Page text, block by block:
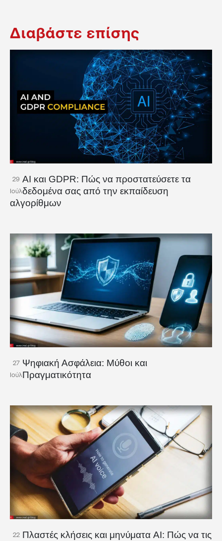
Διαβάστε επίσης
29
Ιούλ
AI και GDPR: Πώς να προστατεύσετε τα
δεδομένα σας από την εκπαίδευση
αλγορίθμων
27
Ιούλ
Ψηφιακή Ασφάλεια: Μύθοι και
Πραγματικότητα
22 Πλαστές κλήσεις και μηνύματα AI: Πώς να τις